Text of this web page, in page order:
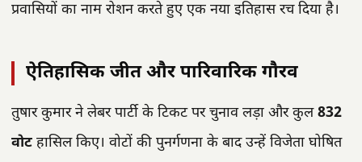
प्रवासियों का नाम रोशन करते हुए एक नया इतिहास रच दिया है।
ऐतिहासिक जीत और पारिवारिक गौरव
तुषार कुमार ने लेबर पार्टी के टिकट पर चुनाव लड़ा और कुल832
वोट हासिल किए। वोटों की पुनर्गणना के बाद उन्हें विजेता घोषित